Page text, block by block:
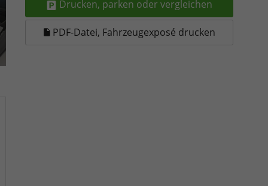
Drucken, parken oder vergleichen
PDF-Datei, Fahrzeugexposé drucken